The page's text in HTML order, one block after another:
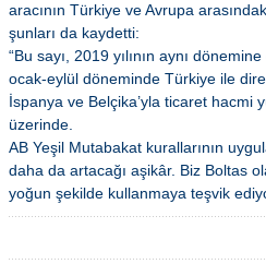
aracının Türkiye ve Avrupa
şunları da kaydetti:
“Bu sayı, 2019 yılının aynı
ocak-eylül döneminde Türkiye ile
İspanya ve Belçika’yla ticaret hacmi
üzerinde.
AB Yeşil Mutabakat kurallarının
daha da artacağı aşikâr. Biz Boltas
yoğun şekilde kullanmaya teşvik